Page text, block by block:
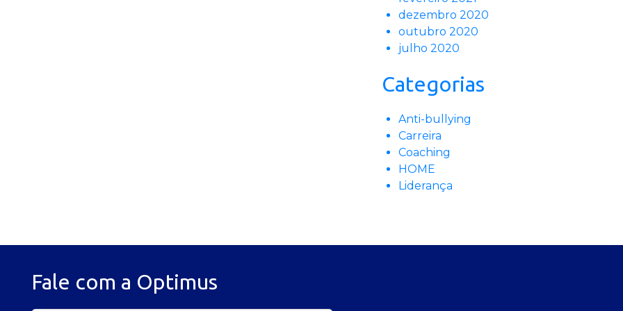
dezembro 2020
outubro 2020
julho 2020
Categorias
Anti-bullying
Carreira
Coaching
HOME
Liderança
Fale com a Optimus